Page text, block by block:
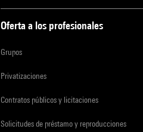
Oferta a los profesionales
Grupos
Privatizaciones
Contratos públicos y licitaciones
Solicitudes de préstamo y reproducciones